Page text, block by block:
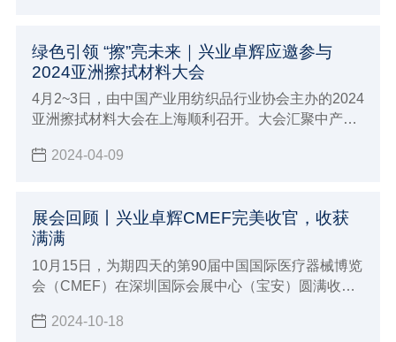
绿色引领 “擦”亮未来｜兴业卓辉应邀参与
2024亚洲擦拭材料大会
4月2~3日，由中国产业用纺织品行业协会主办的2024
亚洲擦拭材料大会在上海顺利召开。大会汇聚中产协
地业内专业人士的参与，对行业进行了全方位、多层
2024-04-09
展会回顾丨兴业卓辉CMEF完美收官，收获
满满
10月15日，为期四天的第90届中国国际医疗器械博览
会（CMEF）在深圳国际会展中心（宝安）圆满收
及一百四十余个国家和地区的专业观众，共同见证了
2024-10-18